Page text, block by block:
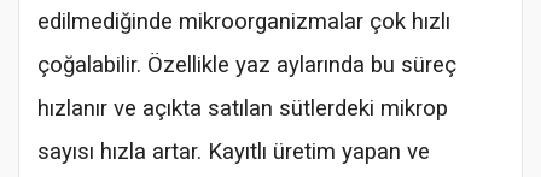
edilmediğinde mikroorganizmalar çok hızlı
çoğalabilir. Özellikle yaz aylarında bu süreç
hızlanır ve açıkta satılan sütlerdeki mikrop
sayısı hızla artar. Kayıtlı üretim yapan ve